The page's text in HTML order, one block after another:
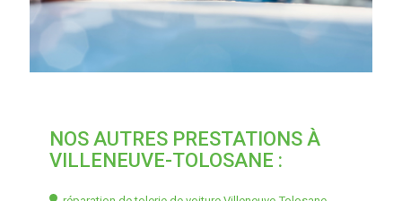
NOS AUTRES PRESTATIONS À
VILLENEUVE-TOLOSANE :